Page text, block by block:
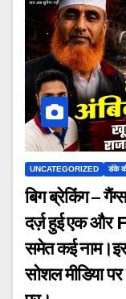
UNCATEGORIZED डंके
बिग ब्रेकिंग –
दर्ज़ हुई एक और
समेत कई
सोशल मीडिया